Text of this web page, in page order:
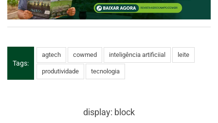
Tags:
agtech cowmed inteligência artificiial leite
produtividade tecnologia
display: block